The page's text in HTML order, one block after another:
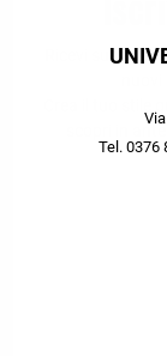
Tel. 0376
Ricevi subito il
scopri in